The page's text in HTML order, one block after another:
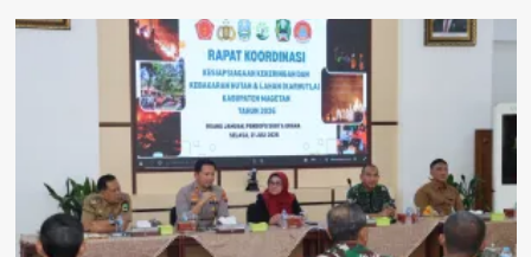
Cegah
Pelanggaran,
Bidpropam
Mitigasi
Personil
Polres
Jombang